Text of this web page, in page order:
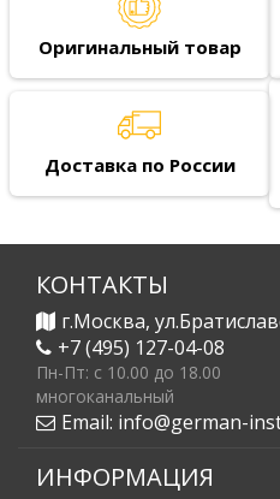
Оригинальный товар
Доставка по России
КОНТАКТЫ
г.Москва,
+7 (495) 127-04-08
Пн-Пт: c 10.00 до 18.00
многоканальный
Email: info@german-
ИНФОРМАЦИЯ